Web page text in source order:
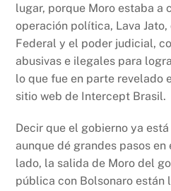
lugar, porque Moro estaba a
operación política, Lava
Federal y el poder judicial,
abusivas e ilegales para
lo que fue en parte revelado
sitio web de Intercept Brasil.
Decir que el gobierno ya
aunque dé grandes pasos
lado, la salida de Moro del
pública con Bolsonaro están